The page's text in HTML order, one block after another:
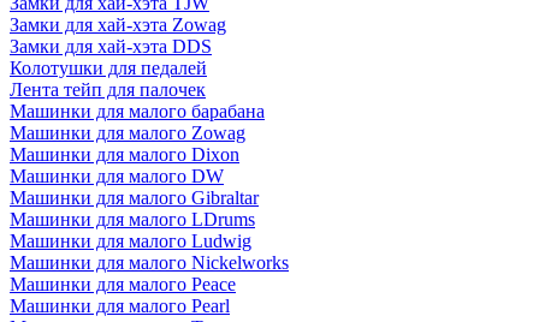
Замки для хай-хэта Zowag
Замки для хай-хэта DDS
Колотушки для педалей
Лента тейп для палочек
Машинки для малого барабана
Машинки для малого Zowag
Машинки для малого Dixon
Машинки для малого DW
Машинки для малого Gibraltar
Машинки для малого LDrums
Машинки для малого Ludwig
Машинки для малого Nickelworks
Машинки для малого Peace
Машинки для малого Pearl